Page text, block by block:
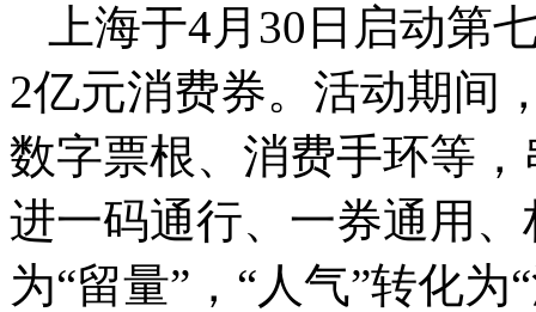
上海于4月30日启动第
2亿元消费券。活动期间
数字票根、消费手环等
进一码通行、一券通用
为“留量”，“人气”转化为